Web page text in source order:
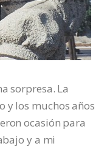
sorpresa. La
y los muchos años
ocasión para
y a mi